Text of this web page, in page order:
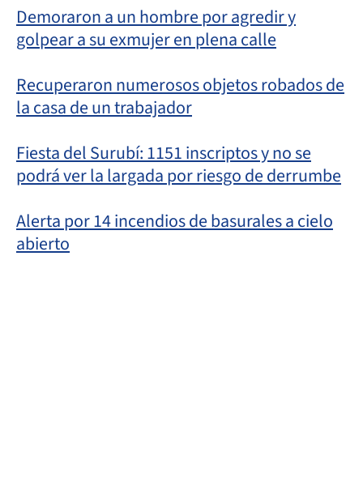
Demoraron a un hombre por agredir y
golpear a su exmujer en plena calle
Recuperaron numerosos objetos robados de
la casa de un trabajador
Fiesta del Surubí: 1151 inscriptos y no se
podrá ver la largada por riesgo de derrumbe
Alerta por 14 incendios de basurales a cielo
abierto